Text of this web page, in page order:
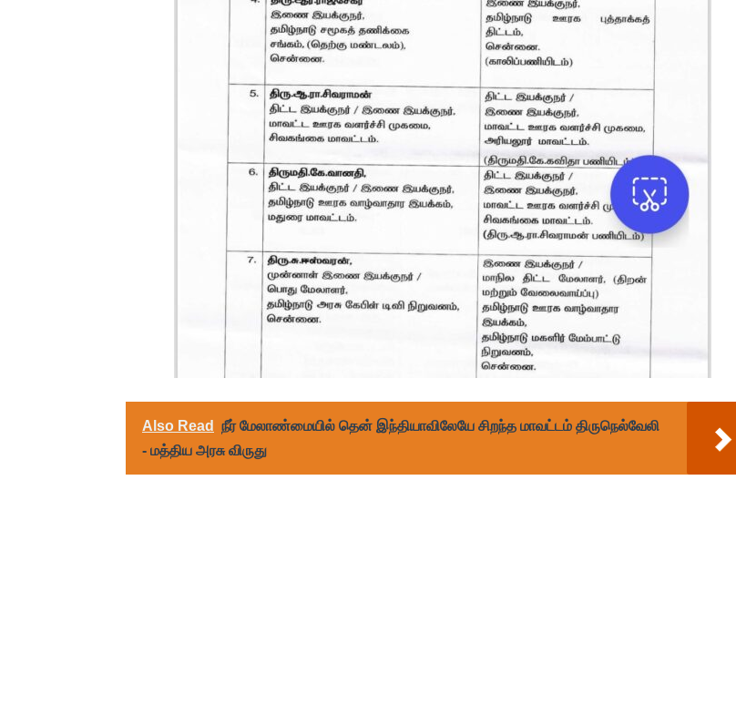
Also Read
நீர் மேலாண்மையில் தென் இந்தியாவிலேயே சிறந்த மாவட்டம் திருநெல்வேலி
- மத்திய அரசு விருது